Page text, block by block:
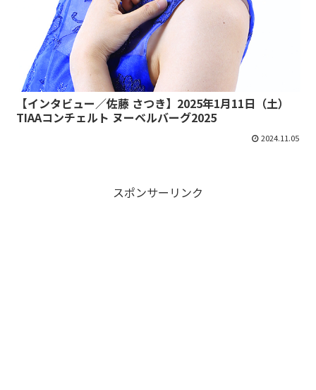
【インタビュー／佐藤 さつき】2025年1月11日（土）
TIAAコンチェルト ヌーベルバーグ2025
2024.11.05
スポンサーリンク